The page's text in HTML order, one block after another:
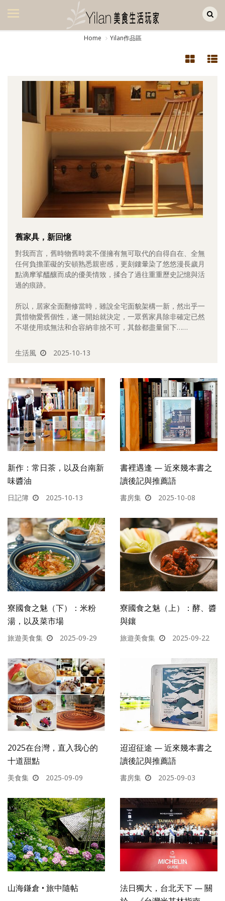
美食集
旅遊美食集
享樂隨手拍
照相簿
影音區
創意出版服務
關於Yilan
媒體報導一覽
合作與代言
訂閱電子報
Home Yilan作品區
舊家具，新回憶
對我而言，舊時物舊時裳不僅擁有無可取代的自得自在、全無
任何負擔罣礙的安頓熟悉親密感，更刻鏤暈染了悠悠漫長歲月
點滴摩挲醞釀而成的優美情致，揉合了過往重重歷史記憶與活
過的痕跡。
所以，居家全面翻修當時，雖說全宅面貌架構一新，然出乎一
貫惜物愛舊個性，遂一開始就決定，一眾舊家具除非確定已然
不堪使用或無法和合容納非捨不可，其餘都盡量留下……
生活風 2025-10-13
新作：常日茶，以及台南新
味醬油
日記簿 2025-10-13
書裡遇逢 — 近來幾本書之
讀後記與推薦語
書房集 2025-10-08
寮國食之魅（下）：米粉
湯，以及菜市場
旅遊美食集 2025-09-29
寮國食之魅（上）：酵、醬
與鑲
旅遊美食集 2025-09-22
2025在台灣，直入我心的
十道甜點
美食集 2025-09-09
迢迢征途 — 近來幾本書之
讀後記與推薦語
書房集 2025-09-03
山海鎌倉 • 旅中隨帖
法日獨大，台北天下 — 關